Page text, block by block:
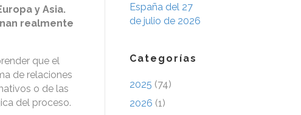
y Asia.
realmente
que el
de relaciones
o de las
del proceso.
España del 27
de julio de 2026
Categorías
2025 (74)
2026 (1)